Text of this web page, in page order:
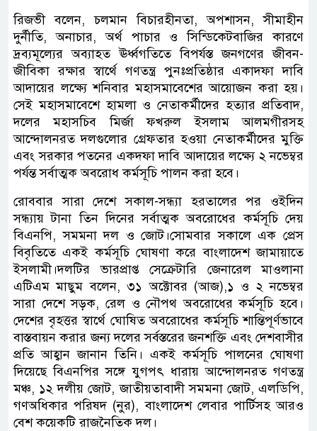
রিজভী বলেন, চলমান বিচারহীনতা, অপশাসন, সীমাহীন
দুর্নীতি, অনাচার, অর্থ পাচার ও সিন্ডিকেটবাজির কারণে
দ্রব্যমূল্যের অব্যাহত ঊর্ধ্বগতিতে বিপর্যস্ত জনগণের জীবন-
জীবিকা রক্ষার স্বার্থে গণতন্ত্র পুনঃপ্রতিষ্ঠার একাদফা দাবি
আদায়ের লক্ষ্যে শনিবার মহাসমাবেশের আয়োজন করা হয়।
সেই মহাসমাবেশে হামলা ও নেতাকর্মীদের হত্যার প্রতিবাদ,
দলের মহাসচিব মির্জা ফখরুল ইসলাম আলমগীরসহ
আন্দোলনরত দলগুলোর গ্রেফতার হওয়া নেতাকর্মীদের মুক্তি
এবং সরকার পতনের একদফা দাবি আদায়ের লক্ষ্যে ২ নভেম্বর
পর্যন্ত সর্বাত্মক অবরোধ কর্মসূচি পালন করা হবে।
রোববার সারা দেশে সকাল-সন্ধ্যা হরতালের পর ওইদিন
সন্ধ্যায় টানা তিন দিনের সর্বাত্মক অবরোধের কর্মসূচি দেয়
বিএনপি, সমমনা দল ও জোট।সোমবার সকালে এক প্রেস
বিবৃতিতে একই কর্মসূচি ঘোষণা করে বাংলাদেশ জামায়াতে
ইসলামী।দলটির ভারপ্রাপ্ত সেক্রেটারি জেনারেল মাওলানা
এটিএম মাছুম বলেন, ৩১ অক্টোবর (আজ),১ ও ২ নভেম্বর
সারা দেশে সড়ক, রেল ও নৌপথ অবরোধের কর্মসূচি হবে।
দেশের বৃহত্তর স্বার্থে ঘোষিত অবরোধের কর্মসূচি শান্তিপূর্ণভাবে
বাস্তবায়ন করার জন্য দলের সর্বস্তরের জনশক্তি এবং দেশবাসীর
প্রতি আহ্বান জানান তিনি। একই কর্মসূচি পালনের ঘোষণা
দিয়েছে বিএনপির সঙ্গে যুগপৎ ধারায় আন্দোলনরত গণতন্ত্র
মঞ্চ, ১২ দলীয় জোট, জাতীয়তাবাদী সমমনা জোট, এলডিপি,
গণঅধিকার পরিষদ (নুর), বাংলাদেশ লেবার পার্টিসহ আরও
বেশ কয়েকটি রাজনৈতিক দল।